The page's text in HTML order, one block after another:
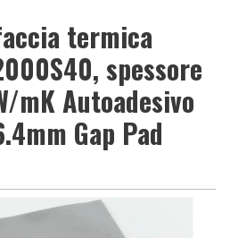
termica
spessore
mK Autoadesivo
Gap Pad